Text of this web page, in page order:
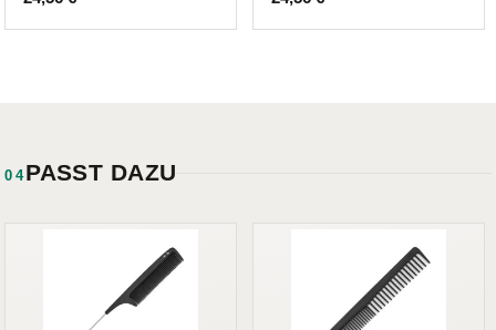
04PASST DAZU